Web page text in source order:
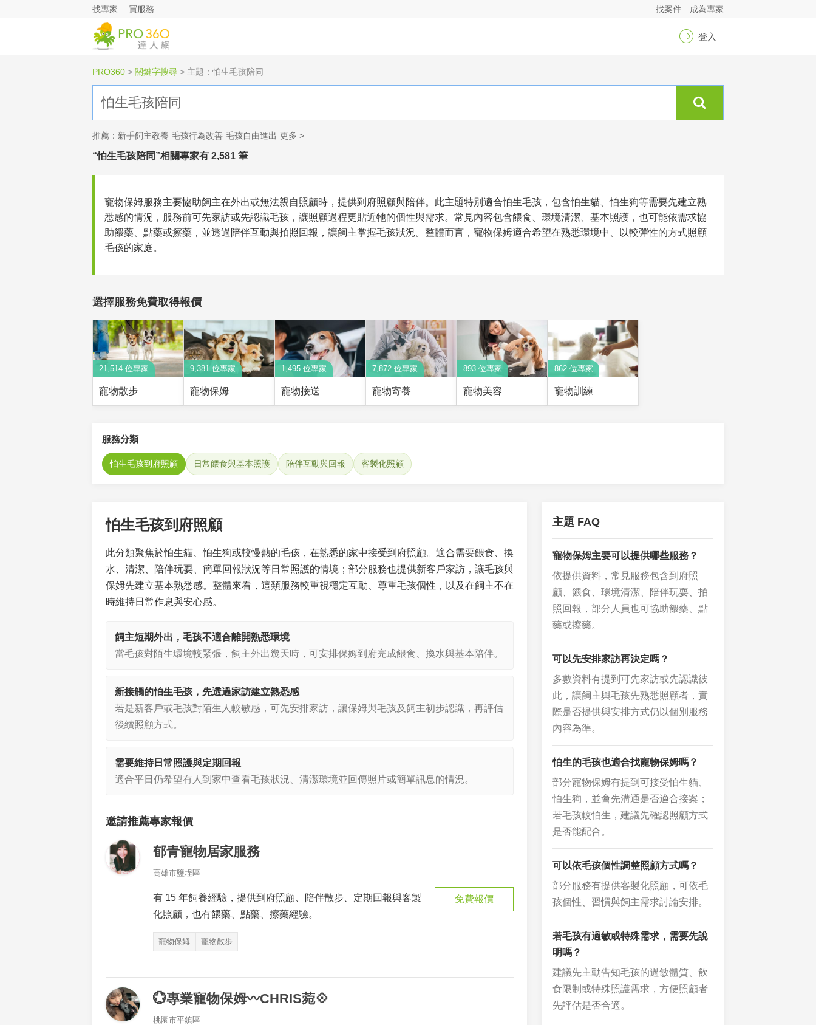
找專家 買服務 成為專家
找案件
登入
PRO360 > 關鍵字搜尋 > 主題：怕生毛孩陪同
推薦： 新手飼主教養 毛孩行為改善 毛孩自由進出 更多 >
“怕生毛孩陪同”相關專家有 2,581 筆
寵物保姆服務主要協助飼主在外出或無法親自照顧時，提供到府照顧與陪伴。此主題特別適合怕生毛孩，包含怕生貓、怕生狗等需要先建立熟
悉感的情況，服務前可先家訪或先認識毛孩，讓照顧過程更貼近牠的個性與需求。常見內容包含餵食、環境清潔、基本照護，也可能依需求協
助餵藥、點藥或擦藥，並透過陪伴互動與拍照回報，讓飼主掌握毛孩狀況。整體而言，寵物保姆適合希望在熟悉環境中、以較彈性的方式照顧
毛孩的家庭。
選擇服務免費取得報價
21,514 位專家
寵物散步
9,381 位專家
寵物保姆
1,495 位專家
寵物接送
7,872 位專家
寵物寄養
893 位專家
寵物美容
862 位專家
寵物訓練
服務分類
怕生毛孩到府照顧 日常餵食與基本照護 陪伴互動與回報 客製化照顧
怕生毛孩到府照顧
此分類聚焦於怕生貓、怕生狗或較慢熱的毛孩，在熟悉的家中接受到府照顧。適合需要餵食、換
水、清潔、陪伴玩耍、簡單回報狀況等日常照護的情境；部分服務也提供新客戶家訪，讓毛孩與
保姆先建立基本熟悉感。整體來看，這類服務較重視穩定互動、尊重毛孩個性，以及在飼主不在
時維持日常作息與安心感。
飼主短期外出，毛孩不適合離開熟悉環境
當毛孩對陌生環境較緊張，飼主外出幾天時，可安排保姆到府完成餵食、換水與基本陪伴。
新接觸的怕生毛孩，先透過家訪建立熟悉感
若是新客戶或毛孩對陌生人較敏感，可先安排家訪，讓保姆與毛孩及飼主初步認識，再評估
後續照顧方式。
需要維持日常照護與定期回報
適合平日仍希望有人到家中查看毛孩狀況、清潔環境並回傳照片或簡單訊息的情況。
邀請推薦專家報價
郁青寵物居家服務
高雄市鹽埕區
有 15 年飼養經驗，提供到府照顧、陪伴散步、定期回報與客製
化照顧，也有餵藥、點藥、擦藥經驗。
寵物保姆 寵物散步
免費報價
💮專業寵物保姆〰️CHRIS菀💠
桃園市平鎮區
主題 FAQ
寵物保姆主要可以提供哪些服務？
依提供資料，常見服務包含到府照
顧、餵食、環境清潔、陪伴玩耍、拍
照回報，部分人員也可協助餵藥、點
藥或擦藥。
可以先安排家訪再決定嗎？
多數資料有提到可先家訪或先認識彼
此，讓飼主與毛孩先熟悉照顧者，實
際是否提供與安排方式仍以個別服務
內容為準。
怕生的毛孩也適合找寵物保姆嗎？
部分寵物保姆有提到可接受怕生貓、
怕生狗，並會先溝通是否適合接案；
若毛孩較怕生，建議先確認照顧方式
是否能配合。
可以依毛孩個性調整照顧方式嗎？
部分服務有提供客製化照顧，可依毛
孩個性、習慣與飼主需求討論安排。
若毛孩有過敏或特殊需求，需要先說
明嗎？
建議先主動告知毛孩的過敏體質、飲
食限制或特殊照護需求，方便照顧者
先評估是否合適。